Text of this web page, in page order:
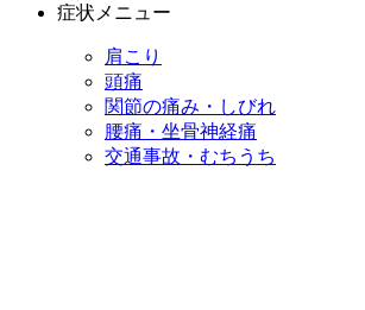
症状メニュー
肩こり
頭痛
関節の痛み・しびれ
腰痛・坐骨神経痛
交通事故・むちうち